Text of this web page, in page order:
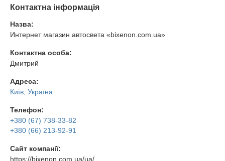
Контактна інформація
Назва:
Интернет магазин автосвета «bixenon.com.ua»
Контактна особа:
Дмитрий
Адреса:
Київ, Україна
Телефон:
+380 (67) 738-33-82
+380 (66) 213-92-91
Сайт компанії:
https://bixenon.com.ua/ua/